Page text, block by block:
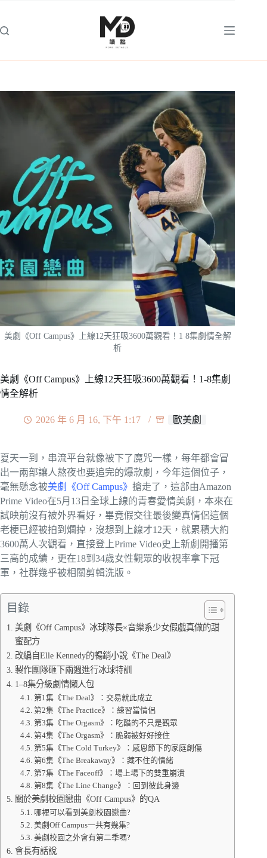
主
美劇《Off Campus》上線12天狂吸3600萬觀看！1 8集劇情全解
析
美劇《Off Campus》上線12天狂吸3600萬觀看！1-8集劇
情全解析
2026 年 6 月 16, 下午 1:17 歐美劇
夏天一到，串流平台就像被下了魔咒一樣，每年都會冒
出一兩部讓人熬夜也要追完的爆款劇，今年這個位子，
毫無懸念被美劇《Off Campus》 搶走了，這部由Amazon
Prime Video在5月13日全球上線的青春愛情美劇，本來在
試映前沒有被外界看好，畢竟假交往最後變真情侶這個
老梗已經被拍到爛掉，沒想到上線才12天，就累積大約
3600萬人次觀看，直接登上Prime Video史上新劇開播第
三高的成績，更在18到34歲女性觀眾的收視率拿下冠
軍，社群幾乎被相關剪輯洗版。
目錄
美劇《Off Campus》冰球隊長×音樂系少女假戲真做的甜
蜜配方
改編自Elle Kennedy的暢銷小說《The Deal》
製作團隊砸下兩週進行冰球特訓
1–8集分級劇情懶人包
第1集《The Deal》：交易就此成立
第2集《The Practice》：練習當情侶
第3集《The Orgasm》：吃醋的不只是觀眾
第4集《The Orgasm》：脆弱被好好接住
第5集《The Cold Turkey》：感恩節下的家庭創傷
第6集《The Breakaway》：藏不住的情緒
第7集《The Faceoff》：場上場下的雙重崩潰
第8集《The Line Change》：回到彼此身邊
關於美劇校園戀曲《Off Campus》的QA
哪裡可以看到美劇校園戀曲?
美劇Off Campus一共有幾集?
美劇校園之外會有第二季嗎?
會長有話說